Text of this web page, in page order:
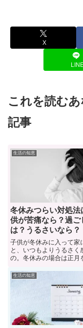
X
これを読む
記事
生活の知恵
冬休みつらい対処法
供が苦痛なら？過ご
は？うるさいなら？
子供が冬休みに入って家
と、いつもよりうるさく
の。冬休みの場合は正月
休みに入ります。事実、
入った子供が毎日家に居
的にも肉体的にも限界を
苦しんでいる母親も多い
ときはどうするべきか？
は、冬休みつらい対処法
紹介
生活の知恵